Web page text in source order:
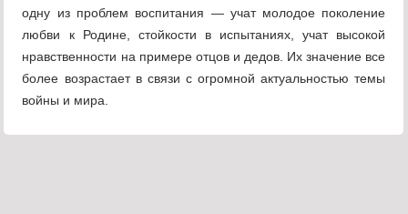
одну из проблем воспитания — учат молодое поколение
любви к Родине, стойкости в испытаниях, учат высокой
нравственности на примере отцов и дедов. Их значение все
более возрастает в связи с огромной актуальностью темы
войны и мира.